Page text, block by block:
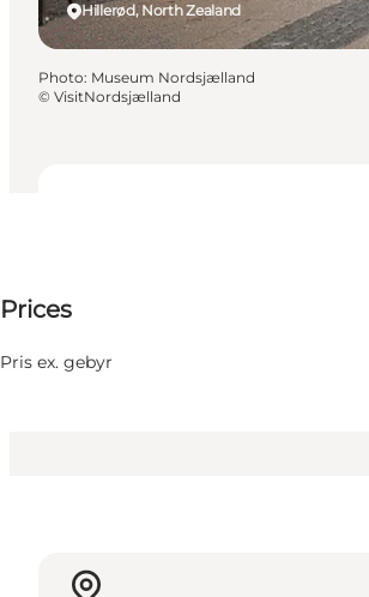
6 September
Prices
Pris ex. gebyrMyself, My partner, Friends
Hillerød, North Zealand
Photo: Museum Nordsjælland
© VisitNordsjælland